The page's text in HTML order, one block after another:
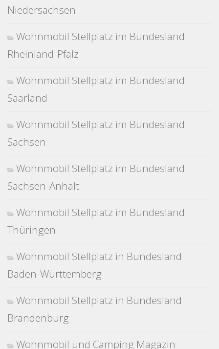
Niedersachsen
Wohnmobil Stellplatz im Bundesland
Rheinland-Pfalz
Wohnmobil Stellplatz im Bundesland
Saarland
Wohnmobil Stellplatz im Bundesland
Sachsen
Wohnmobil Stellplatz im Bundesland
Sachsen-Anhalt
Wohnmobil Stellplatz im Bundesland
Thüringen
Wohnmobil Stellplatz in Bundesland
Baden-Württemberg
Wohnmobil Stellplatz in Bundesland
Brandenburg
Wohnmobil und Camping Magazin